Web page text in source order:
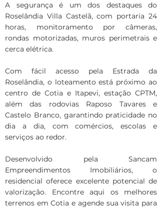
A segurança é um dos destaques do
Roselândia Villa Castelã, com portaria 24
horas, monitoramento por câmeras,
rondas motorizadas, muros perimetrais e
cerca elétrica.
Com fácil acesso pela Estrada da
Roselândia, o loteamento está próximo ao
centro de Cotia e Itapevi, estação CPTM,
além das rodovias Raposo Tavares e
Castelo Branco, garantindo praticidade no
dia a dia, com comércios, escolas e
serviços ao redor.
Desenvolvido pela Sancam
Empreendimentos Imobiliários, o
residencial oferece excelente potencial de
valorização. Encontre aqui os melhores
terrenos em Cotia e agende sua visita para